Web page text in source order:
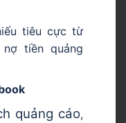
tiêu cực từ
tiền quảng
quảng cáo,